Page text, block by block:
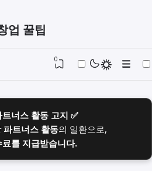
업 꿀팁
0
트너스 활동 고지 ✅
파트너스 활동의 일환으로,
료를 지급받습니다.